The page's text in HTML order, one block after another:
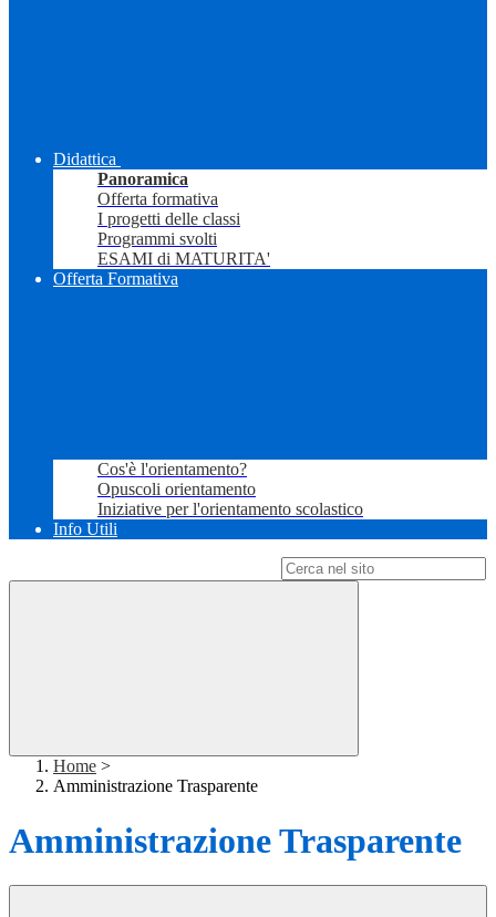
Didattica
Panoramica
Offerta formativa
I progetti delle classi
Programmi svolti
ESAMI di MATURITA'
Offerta Formativa
Cos'è l'orientamento?
Opuscoli orientamento
Iniziative per l'orientamento scolastico
Info Utili
Home >
Amministrazione Trasparente
Amministrazione Trasparente